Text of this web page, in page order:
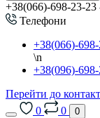
+38(066)-698-23-23
Телефони
+38(066)-
\n
+38(096)-
Перейти до
0
0 0